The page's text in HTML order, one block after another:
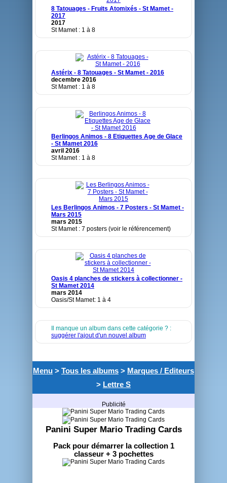
8 Tatouages - Fruits Atomixés - St Mamet -
2017
2017
St Mamet : 1 à 8
Astérix - 8 Tatouages - St Mamet - 2016
decembre 2016
St Mamet : 1 à 8
Berlingos Animos - 8 Etiquettes Age de Glace
- St Mamet 2016
avril 2016
St Mamet : 1 à 8
Les Berlingos Animos - 7 Posters - St Mamet -
Mars 2015
mars 2015
St Mamet : 7 posters (voir le référencement)
Oasis 4 planches de stickers à collectionner -
St Mamet 2014
mars 2014
Oasis/St Mamet: 1 à 4
Il manque un album dans cette catégorie ? :
suggérer l'ajout d'un nouvel album
Menu > Tous les albums > Marques / Editeurs
> Lettre S
Publicité
Panini Super Mario Trading Cards
Pack pour démarrer la collection 1
classeur + 3 pochettes